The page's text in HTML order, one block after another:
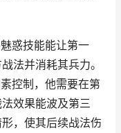
惑技能能让第一
法并消耗其兵力。
控制，他需要在第
效果能波及第三
，使其后续战法伤